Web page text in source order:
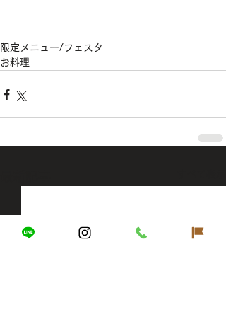
限定メニュー/フェスタ
お料理